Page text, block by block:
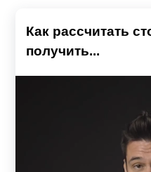
Как рассчитать
получить...